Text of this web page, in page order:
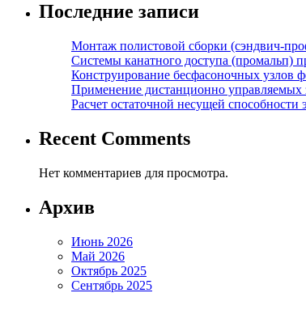
Последние записи
Монтаж полистовой сборки (сэндвич-
Системы канатного доступа (промальп)
Конструирование бесфасоночных
Применение дистанционно управляемых
Расчет остаточной несущей
Recent Comments
Нет комментариев для просмотра.
Архив
Июнь 2026
Май 2026
Октябрь 2025
Сентябрь 2025